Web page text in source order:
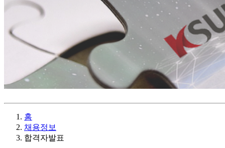
홈
채용정보
합격자발표